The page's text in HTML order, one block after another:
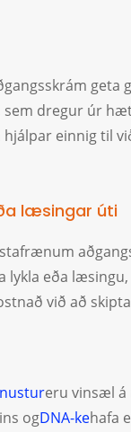
geta
sem dregur úr
einnig til
læsingar úti
lykla eða
við að
eru vinsæl á
ogDNA-kehafa